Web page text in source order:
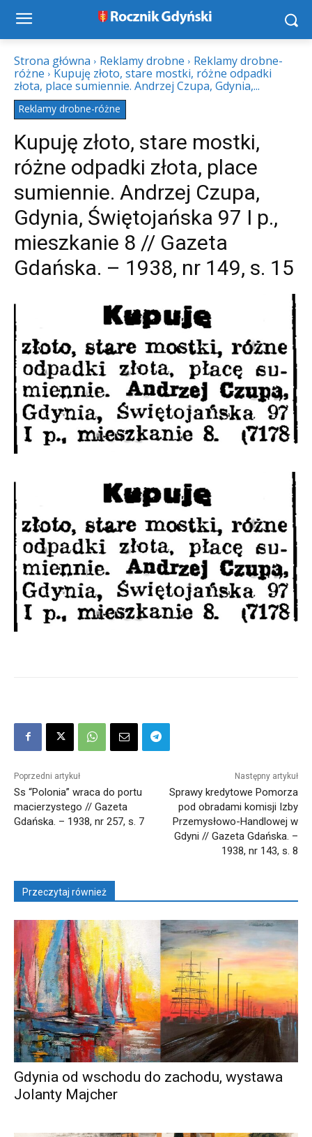
Strona główna Reklamy drobne
Reklamy drobne-
różne
Kupuję złoto, stare mostki, różne odpadki
złota, place sumiennie. Andrzej Czupa, Gdynia,...
Reklamy drobne-różne
Kupuję złoto, stare mostki,
różne odpadki złota, place
sumiennie. Andrzej Czupa,
Gdynia, Świętojańska 97 I p.,
mieszkanie 8 // Gazeta
Gdańska. – 1938, nr 149, s. 15
Poprzedni artykuł
Ss “Polonia” wraca do portu
macierzystego // Gazeta
Gdańska. – 1938, nr 257, s. 7
Następny artykuł
Sprawy kredytowe Pomorza
pod obradami komisji Izby
Przemysłowo-Handlowej w
Gdyni // Gazeta Gdańska. –
1938, nr 143, s. 8
Przeczytaj również
Gdynia od wschodu do zachodu, wystawa
Jolanty Majcher